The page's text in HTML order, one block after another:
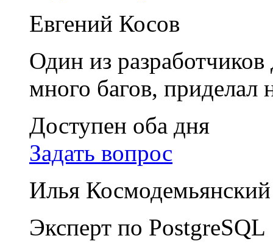
Евгений Косов
Один из
много багов, приделал
Доступен оба дня
Задать вопрос
Илья Космодемьянский
Эксперт по PostgreSQL